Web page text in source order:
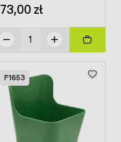
73,00 zł
F1653